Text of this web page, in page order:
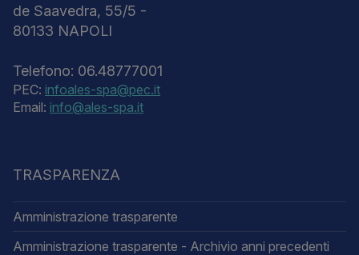
de Saavedra, 55/5 -
80133 NAPOLI
Telefono: 06.48777001
PEC: infoales-spa@pec.it
Email: info@ales-spa.it
TRASPARENZA
Amministrazione trasparente
Amministrazione trasparente - Archivio anni precedenti